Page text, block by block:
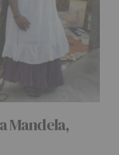
Mandela,